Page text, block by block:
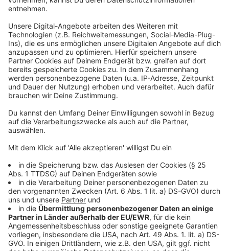
Herzegowina
10. Januar 2020, 20.30 Uhr: Schweden - Schweiz
11. Januar 2020, 16 Uhr: Kroatien - Weißrussland
11. Januar 2020, 18.15 Uhr: Montenegro - Serbien
11. Januar 2020, 16 Uhr: Lettland - Niederlande
11. Januar 2020, 16 Uhr: Ungarn - Russland
11. Januar 2020, 18.15 Uhr: Spanien - Deutschland
11. Januar 2020, 18.15 Uhr: Dänemark - Island
12. Januar 2020, 16 Uhr: Tschechien - Nordmazedonien
12. Januar 2020, 16. Uhr: Portugal - Bosnien-
Herzegowina
12. Januar 2020, 16 Uhr: Schweiz - Polen